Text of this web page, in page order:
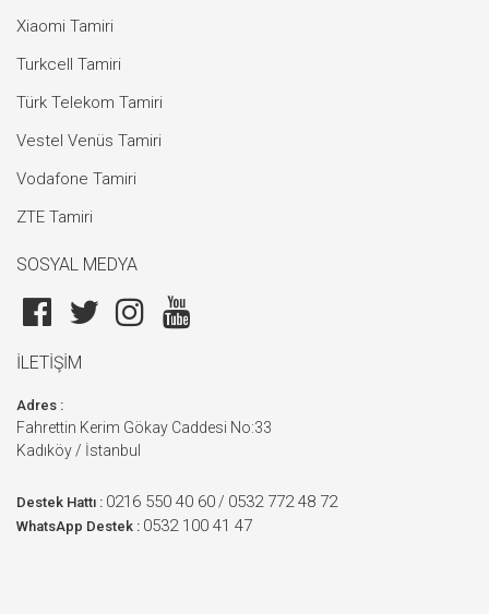
Xiaomi Tamiri
Turkcell Tamiri
Türk Telekom Tamiri
Vestel Venüs Tamiri
Vodafone Tamiri
ZTE Tamiri
SOSYAL MEDYA
İLETİŞİM
Adres :
Fahrettin Kerim Gökay Caddesi No:33
Kadıköy / İstanbul
Destek Hattı : 0216 550 40 60/ 0532 772 48 72
WhatsApp Destek : 0532 100 41 47